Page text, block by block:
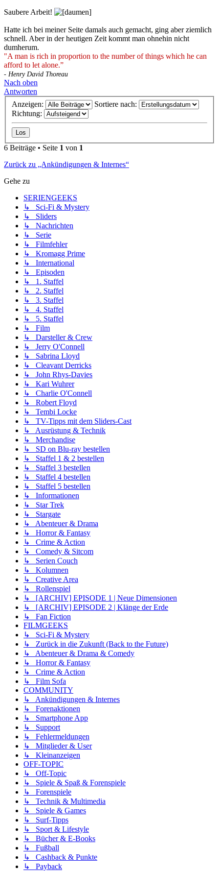
Saubere Arbeit!
Hatte ich bei meiner Seite damals auch gemacht, ging aber ziemlich
schnell. Aber in der heutigen Zeit kommt man ohnehin nicht
dumherum.
"A man is rich in proportion to the number of things which he can
afford to let alone.”
- Henry David Thoreau
Nach oben
Antworten
Anzeigen:
Sortiere nach:
Richtung:
6 Beiträge • Seite 1 von 1
Zurück zu „Ankündigungen & Internes“
Gehe zu
SERIENGEEKS
↳ Sci-Fi & Mystery
↳ Sliders
↳ Nachrichten
↳ Serie
↳ Filmfehler
↳ Kromagg Prime
↳ International
↳ Episoden
↳ 1. Staffel
↳ 2. Staffel
↳ 3. Staffel
↳ 4. Staffel
↳ 5. Staffel
↳ Film
↳ Darsteller & Crew
↳ Jerry O'Connell
↳ Sabrina Lloyd
↳ Cleavant Derricks
↳ John Rhys-Davies
↳ Kari Wuhrer
↳ Charlie O'Connell
↳ Robert Floyd
↳ Tembi Locke
↳ TV-Tipps mit dem Sliders-Cast
↳ Ausrüstung & Technik
↳ Merchandise
↳ SD on Blu-ray bestellen
↳ Staffel 1 & 2 bestellen
↳ Staffel 3 bestellen
↳ Staffel 4 bestellen
↳ Staffel 5 bestellen
↳ Informationen
↳ Star Trek
↳ Stargate
↳ Abenteuer & Drama
↳ Horror & Fantasy
↳ Crime & Action
↳ Comedy & Sitcom
↳ Serien Couch
↳ Kolumnen
↳ Creative Area
↳ Rollenspiel
↳ [ARCHIV] EPISODE 1 | Neue Dimensionen
↳ [ARCHIV] EPISODE 2 | Klänge der Erde
↳ Fan Fiction
FILMGEEKS
↳ Sci-Fi & Mystery
↳ Zurück in die Zukunft (Back to the Future)
↳ Abenteuer & Drama & Comedy
↳ Horror & Fantasy
↳ Crime & Action
↳ Film Sofa
COMMUNITY
↳ Ankündigungen & Internes
↳ Forenaktionen
↳ Smartphone App
↳ Support
↳ Fehlermeldungen
↳ Mitglieder & User
↳ Kleinanzeigen
OFF-TOPIC
↳ Off-Topic
↳ Spiele & Spaß & Forenspiele
↳ Forenspiele
↳ Technik & Multimedia
↳ Spiele & Games
↳ Surf-Tipps
↳ Sport & Lifestyle
↳ Bücher & E-Books
↳ Fußball
↳ Cashback & Punkte
↳ Payback